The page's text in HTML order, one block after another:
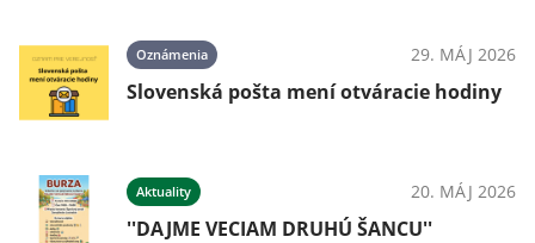
Oznámenia 29. MÁJ 2026
Slovenská pošta mení otváracie hodiny
Aktuality 20. MÁJ 2026
''DAJME VECIAM DRUHÚ ŠANCU''